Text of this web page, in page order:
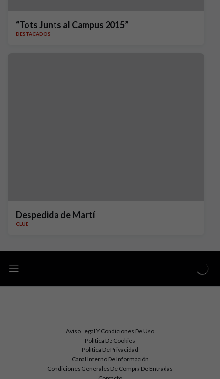
“Tots Junts al Campus 2015”
DESTACADOS
Despedida de Martí
CLUB
Aviso Legal Y Condiciones De Uso
Política De Cookies
Política De Privacidad
Canal Interno De Información
Condiciones Generales De Compra De Entradas